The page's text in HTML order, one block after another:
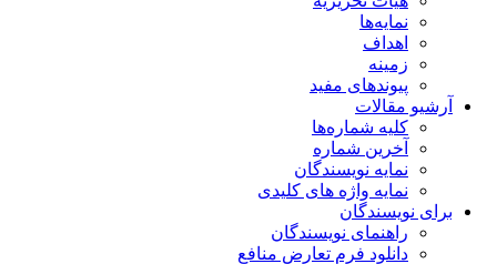
نمایه‌ها
اهداف
زمینه
پیوندهای مفید
آرشیو مقالات
کلیه شماره‌ها
آخرین شماره
نمایه نویسندگان
نمایه واژه های کلیدی
برای نویسندگان
راهنمای نویسندگان
دانلود فرم تعارض منافع